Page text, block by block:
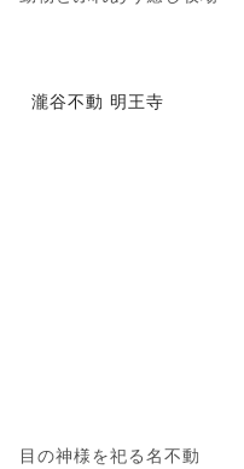
瀧谷不動 明王寺
目の神様を祀る名不動